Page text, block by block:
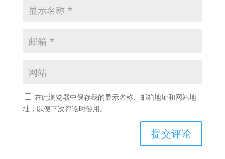
在此浏览器中保存我的显示名称、邮箱地址和网站地
址，以便下次评论时使用。